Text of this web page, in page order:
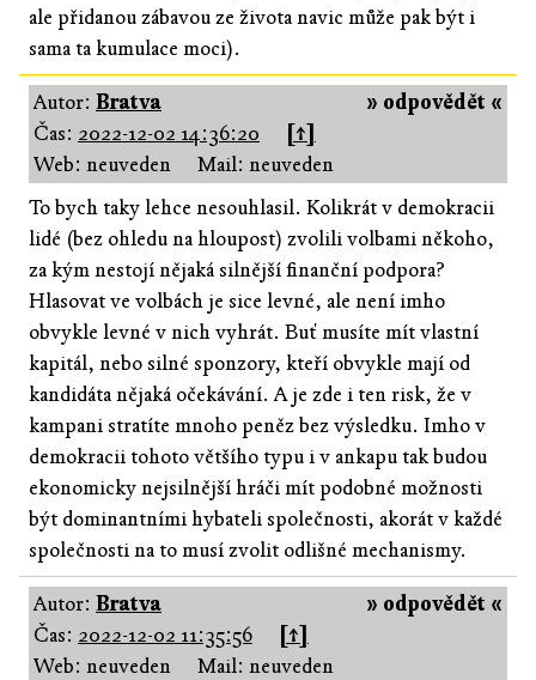
ale přidanou zábavou ze života navic může pak být i
sama ta kumulace moci).
» odpovědět «
Autor: Bratva
Čas: 2022-12-02 14:36:20
[↑]
Web: neuveden
Mail: neuveden
To bych taky lehce nesouhlasil. Kolikrát v demokracii
lidé (bez ohledu na hloupost) zvolili volbami někoho,
za kým nestojí nějaká silnější finanční podpora?
Hlasovat ve volbách je sice levné, ale není imho
obvykle levné v nich vyhrát. Buť musíte mít vlastní
kapitál, nebo silné sponzory, kteří obvykle mají od
kandidáta nějaká očekávání. A je zde i ten risk, že v
kampani stratíte mnoho peněz bez výsledku. Imho v
demokracii tohoto většího typu i v ankapu tak budou
ekonomicky nejsilnější hráči mít podobné možnosti
být dominantními hybateli společnosti, akorát v každé
společnosti na to musí zvolit odlišné mechanismy.
» odpovědět «
Autor: Bratva
Čas: 2022-12-02 11:35:56
[↑]
Web: neuveden
Mail: neuveden